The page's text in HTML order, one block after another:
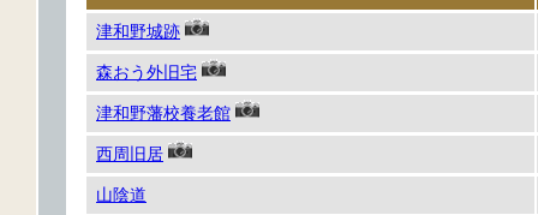
津和野城跡
森おう外旧宅
津和野藩校養老館
西周旧居
山陰道